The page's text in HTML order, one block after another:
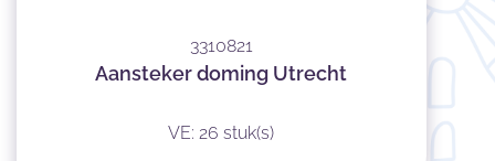
3310821
Aansteker doming Utrecht
VE: 26 stuk(s)